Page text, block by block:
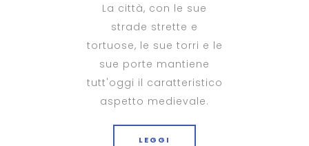
La città, con le sue
strade strette e
tortuose, le sue torri e le
sue porte mantiene
tutt'oggi il caratteristico
aspetto medievale.
LEGGI